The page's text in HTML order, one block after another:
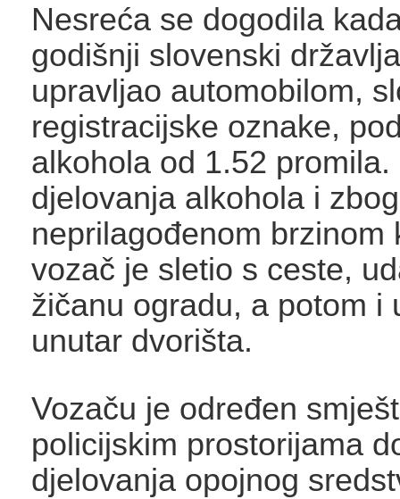
Nesreća se dogodila
godišnji slovenski
upravljao automobilom,
registracijske oznake,
alkohola od 1.52 promila.
djelovanja alkohola i
neprilagođenom brzinom
vozač je sletio s ceste,
žičanu ogradu, a potom i
unutar dvorišta.
Vozaču je određen
policijskim prostorijama
djelovanja opojnog